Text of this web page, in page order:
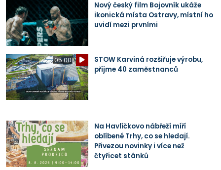
Nový český film Bojovník ukáže
ikonická místa Ostravy, místní ho
uvidí mezi prvními
05:00
STOW Karviná rozšiřuje výrobu,
přijme 40 zaměstnanců
Na Havlíčkovo nábřeží míří
oblíbené Trhy, co se hledají.
Přivezou novinky i více než
čtyřicet stánků